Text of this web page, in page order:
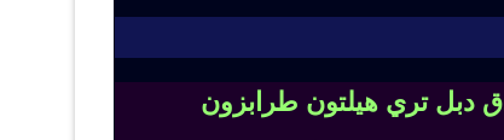
دبل تري هيلتون طرابزون